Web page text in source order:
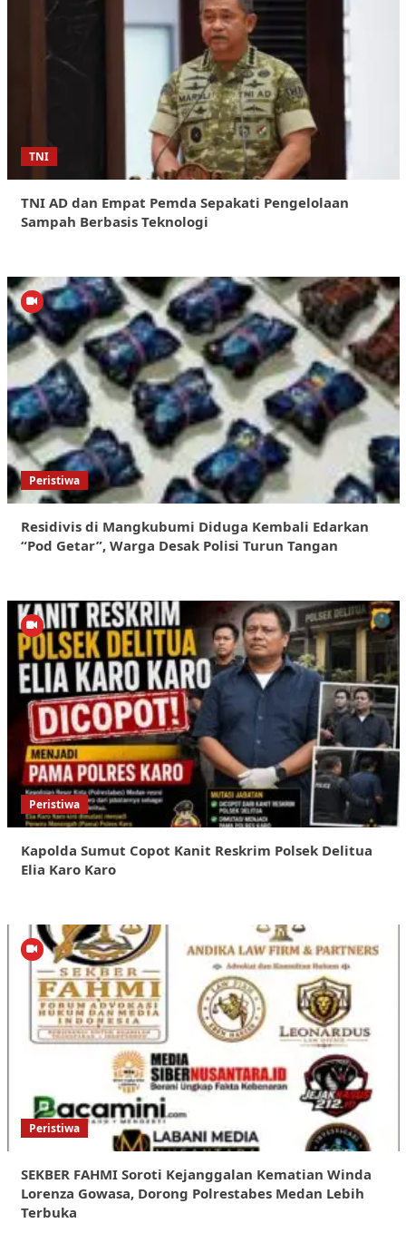
TNI
TNI AD dan Empat Pemda Sepakati Pengelolaan
Sampah Berbasis Teknologi
Peristiwa
Residivis di Mangkubumi Diduga Kembali Edarkan
“Pod Getar”, Warga Desak Polisi Turun Tangan
Peristiwa
Kapolda Sumut Copot Kanit Reskrim Polsek Delitua
Elia Karo Karo
Peristiwa
SEKBER FAHMI Soroti Kejanggalan Kematian Winda
Lorenza Gowasa, Dorong Polrestabes Medan Lebih
Terbuka